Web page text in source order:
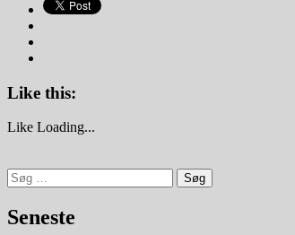
Like this:
Like Loading...
Søg
efter:
Seneste